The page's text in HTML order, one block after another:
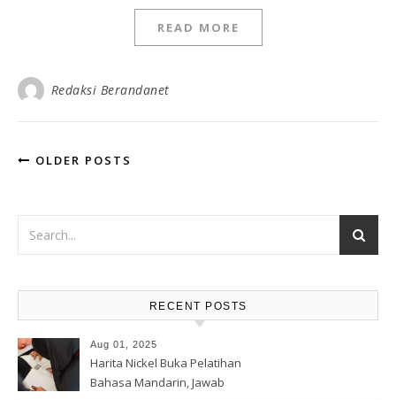
READ MORE
Redaksi Berandanet
OLDER POSTS
RECENT POSTS
Aug 01, 2025
Harita Nickel Buka Pelatihan
Bahasa Mandarin, Jawab